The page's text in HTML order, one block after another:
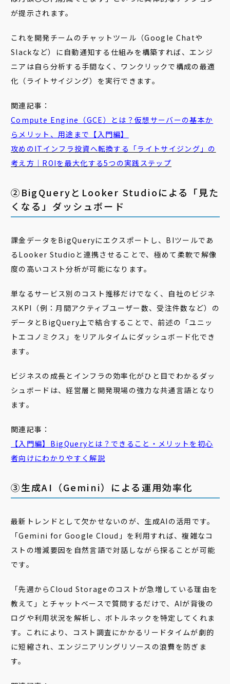
が提示されます。
これを開発チームのチャットツール（Google Chatや
Slackなど）に自動通知する仕組みを構築すれば、エンジ
ニアは自ら分析する手間なく、ワンクリックで構成の最適
化（ライトサイジング）を実行できます。
関連記事：
Compute Engine（GCE）とは？仮想サーバーの基本か
らメリット、用途まで【入門編】
攻めのITインフラ投資へ転換する「ライトサイジング」の
考え方｜ROIを最大化する5つの実践ステップ
②BigQueryとLooker Studioによる「見た
くなる」ダッシュボード
課金データをBigQueryにエクスポートし、BIツールであ
るLooker Studioと連携させることで、極めて柔軟で解像
度の高いコスト分析が可能になります。
単なるサービス別のコスト推移だけでなく、自社のビジネ
スKPI（例：月間アクティブユーザー数、受注件数など）の
データとBigQuery上で結合することで、前述の「ユニッ
トエコノミクス」をリアルタイムにダッシュボード化でき
ます。
ビジネスの成長とインフラの効率化がひと目でわかるダッ
シュボードは、経営層と開発現場の強力な共通言語となり
ます。
関連記事：
【入門編】BigQueryとは？できること・メリットを初心
者向けにわかりやすく解説
③生成AI（Gemini）による運用効率化
最新トレンドとして欠かせないのが、生成AIの活用です。
「Gemini for Google Cloud」を利用すれば、複雑なコ
ストの増減要因を自然言語で対話しながら探ることが可能
です。
「先週からCloud Storageのコストが急増している理由を
教えて」とチャットベースで質問するだけで、AIが背後の
ログや利用状況を解析し、ボトルネックを特定してくれま
す。これにより、コスト調査にかかるリードタイムが劇的
に短縮され、エンジニアリングリソースの浪費を防ぎま
す。